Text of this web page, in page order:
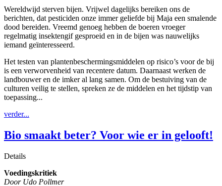
Wereldwijd sterven bijen. Vrijwel dagelijks bereiken ons de
berichten, dat pesticiden onze immer geliefde bij Maja een smalende
dood bereiden. Vreemd genoeg hebben de boeren vroeger
regelmatig insektengif gesproeid en in de bijen was nauwelijks
iemand geïnteresseerd.
Het testen van plantenbeschermingsmiddelen op risico’s voor de bij
is een verworvenheid van recentere datum. Daarnaast werken de
landbouwer en de imker al lang samen. Om de bestuiving van de
culturen veilig te stellen, spreken ze de middelen en het tijdstip van
toepassing...
verder...
Bio smaakt beter? Voor wie er in gelooft!
Details
Voedingskritiek
Door Udo Pollmer